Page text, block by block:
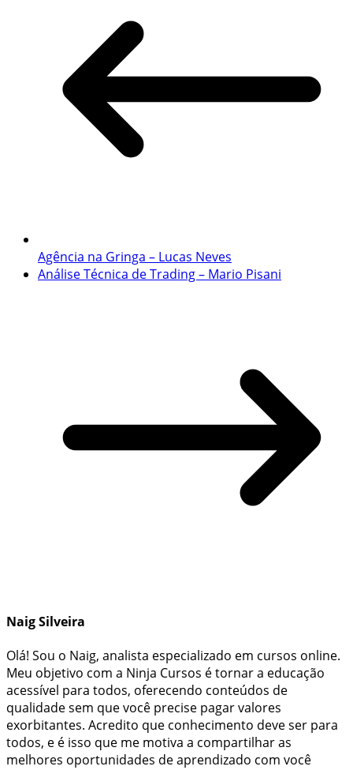
Agência na Gringa – Lucas Neves
Análise Técnica de Trading – Mario Pisani
Naig Silveira
Olá! Sou o Naig, analista especializado em cursos online.
Meu objetivo com a Ninja Cursos é tornar a educação
acessível para todos, oferecendo conteúdos de
qualidade sem que você precise pagar valores
exorbitantes. Acredito que conhecimento deve ser para
todos, e é isso que me motiva a compartilhar as
melhores oportunidades de aprendizado com você